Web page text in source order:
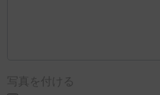
写真を付ける